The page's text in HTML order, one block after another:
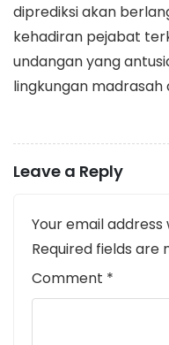
diprediksi akan
kehadiran pejabat
undangan yang
lingkungan
Leave a Reply
Your email
Required fields are
Comment *